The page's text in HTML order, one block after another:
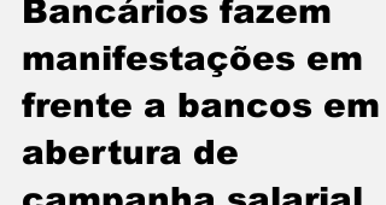
Bancários fazem
manifestações em
frente a bancos em
abertura de